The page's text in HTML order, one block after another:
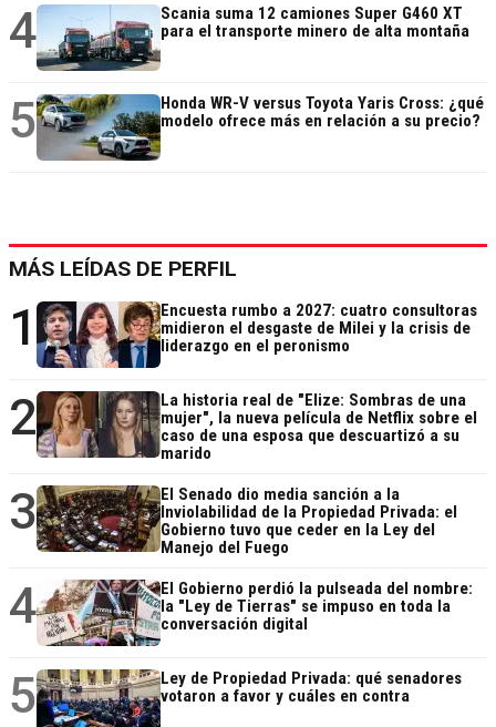
4
Scania suma 12 camiones Super G460 XT
para el transporte minero de alta montaña
5
Honda WR-V versus Toyota Yaris Cross: ¿qué
modelo ofrece más en relación a su precio?
MÁS LEÍDAS DE PERFIL
1
Encuesta rumbo a 2027: cuatro consultoras
midieron el desgaste de Milei y la crisis de
liderazgo en el peronismo
2
La historia real de "Elize: Sombras de una
mujer", la nueva película de Netflix sobre el
caso de una esposa que descuartizó a su
marido
3
El Senado dio media sanción a la
Inviolabilidad de la Propiedad Privada: el
Gobierno tuvo que ceder en la Ley del
Manejo del Fuego
4
El Gobierno perdió la pulseada del nombre:
la "Ley de Tierras" se impuso en toda la
conversación digital
5
Ley de Propiedad Privada: qué senadores
votaron a favor y cuáles en contra